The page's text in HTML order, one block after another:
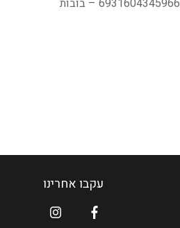
6931604345966 – בובות
עקבו אחרינו